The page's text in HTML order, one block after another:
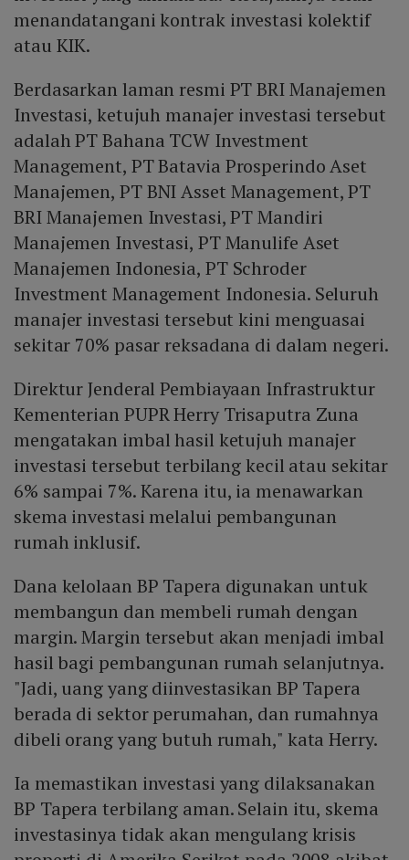
menandatangani kontrak investasi kolektif
atau KIK.
Berdasarkan laman resmi PT BRI Manajemen
Investasi, ketujuh manajer investasi tersebut
adalah PT Bahana TCW Investment
Management, PT Batavia Prosperindo Aset
Manajemen, PT BNI Asset Management, PT
BRI Manajemen Investasi, PT Mandiri
Manajemen Investasi, PT Manulife Aset
Manajemen Indonesia, PT Schroder
Investment Management Indonesia. Seluruh
manajer investasi tersebut kini menguasai
sekitar 70% pasar reksadana di dalam negeri.
Direktur Jenderal Pembiayaan Infrastruktur
Kementerian PUPR Herry Trisaputra Zuna
mengatakan imbal hasil ketujuh manajer
investasi tersebut terbilang kecil atau sekitar
6% sampai 7%. Karena itu, ia menawarkan
skema investasi melalui pembangunan
rumah inklusif.
Dana kelolaan BP Tapera digunakan untuk
membangun dan membeli rumah dengan
margin. Margin tersebut akan menjadi imbal
hasil bagi pembangunan rumah selanjutnya.
"Jadi, uang yang diinvestasikan BP Tapera
berada di sektor perumahan, dan rumahnya
dibeli orang yang butuh rumah," kata Herry.
Ia memastikan investasi yang dilaksanakan
BP Tapera terbilang aman. Selain itu, skema
investasinya tidak akan mengulang krisis